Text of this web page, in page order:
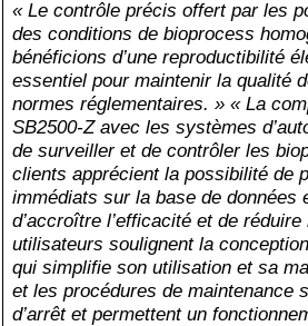
« Le contrôle précis offert par les
des conditions de bioprocess
bénéficions d’une reproductibilité
essentiel pour maintenir la qualité
normes réglementaires. » « La
SB2500-Z avec les systèmes
de surveiller et de contrôler les
clients apprécient la possibilité de
immédiats sur la base de données
d’accroître l’efficacité et de
utilisateurs soulignent la
qui simplifie son utilisation et sa
et les procédures de maintenance
d’arrêt et permettent un